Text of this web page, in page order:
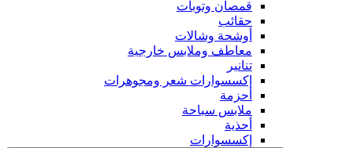
قمصان وتوبات
حقائب
أوشحة وشالات
معاطف وملابس خارجية
تنانير
إكسسوارات شعر ومجوهرات
أحزمة
ملابس سباحة
أحذية
إكسسوارات